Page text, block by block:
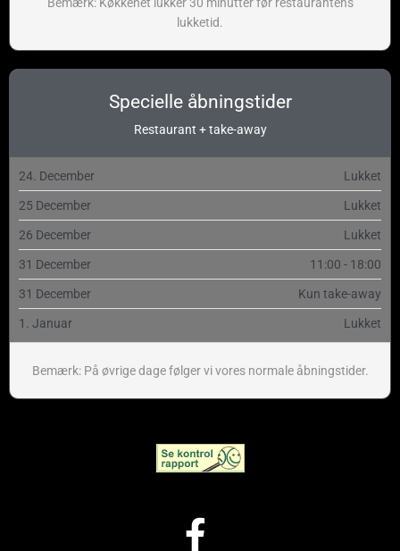
lukketid.
Specielle åbningstider
Restaurant + take-away
24. December Lukket
25 December Lukket
26 December Lukket
31 December 11:00 - 18:00
31 December Kun take-away
1. Januar Lukket
Bemærk: På øvrige dage følger vi vores normale åbningstider.